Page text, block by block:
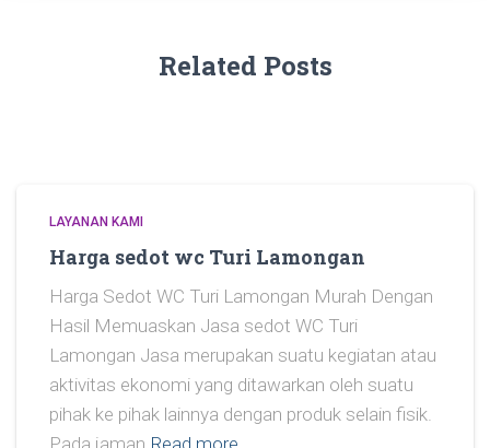
Related Posts
LAYANAN KAMI
Harga sedot wc Turi Lamongan
Harga Sedot WC Turi Lamongan Murah Dengan
Hasil Memuaskan Jasa sedot WC Turi
Lamongan Jasa merupakan suatu kegiatan atau
aktivitas ekonomi yang ditawarkan oleh suatu
pihak ke pihak lainnya dengan produk selain fisik.
Pada jaman Read more…